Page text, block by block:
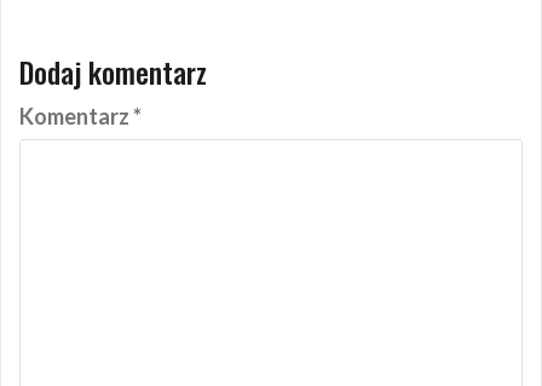
Dodaj komentarz
Komentarz*